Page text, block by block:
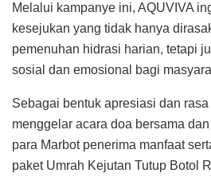
Melalui kampanye ini, AQUVIVA
kesejukan yang tidak hanya
pemenuhan hidrasi harian, tetapi
sosial dan emosional bagi
Sebagai bentuk apresiasi dan rasa
menggelar acara doa bersama
para Marbot penerima manfaat
paket Umrah Kejutan Tutup Botol